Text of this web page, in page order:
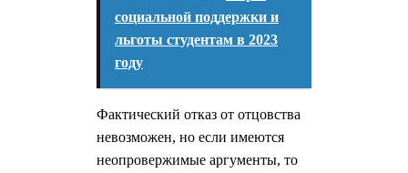
социальной поддержки и
льготы студентам в 2023
году
Фактический отказ от отцовства
невозможен, но если имеются
неопровержимые аргументы, то